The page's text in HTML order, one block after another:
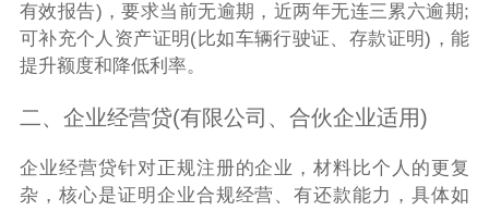
有效报告)，要求当前无逾期，近两年无连三累六逾期;
可补充个人资产证明(比如车辆行驶证、存款证明)，能
提升额度和降低利率。
二、企业经营贷(有限公司、合伙企业适用)
企业经营贷针对正规注册的企业，材料比个人的更复
杂，核心是证明企业合规经营、有还款能力，具体如